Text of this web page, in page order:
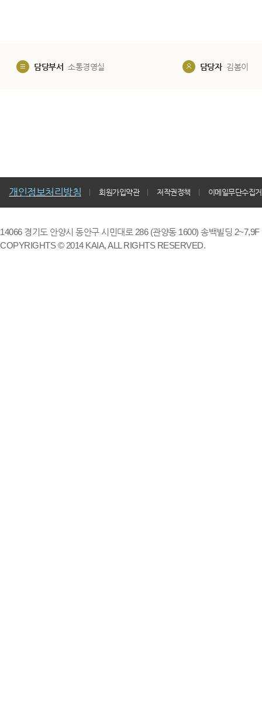
담당부서 소통경영실 담당자 김봄이
개인정보처리방침 회원가입약관 저작권정책 이메일무단수집
14066 경기도 안양시 동안구 시민대로 286 (관양동 1600) 송백빌딩
COPYRIGHTS © 2014 KAIA, ALL RIGHTS RESERVED.